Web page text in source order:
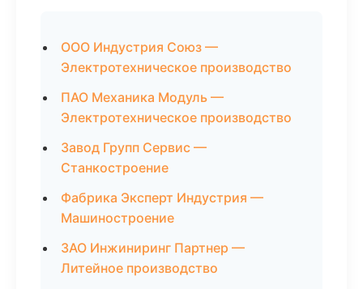
ООО Индустрия Союз —
Электротехническое производство
ПАО Механика Модуль —
Электротехническое производство
Завод Групп Сервис —
Станкостроение
Фабрика Эксперт Индустрия —
Машиностроение
ЗАО Инжиниринг Партнер —
Литейное производство